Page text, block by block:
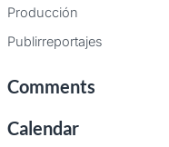
Producción
Publirreportajes
Comments
Calendar